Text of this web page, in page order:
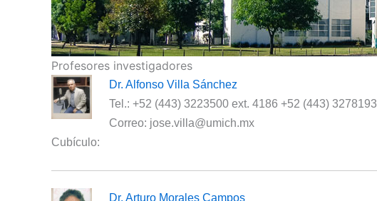
Profesores investigadores
Dr. Alfonso Villa Sánchez
Tel.: +52 (443) 3223500 ext. 4186 +52 (443) 3278193
Correo: jose.villa@umich.mx
Cubículo:
Dr. Arturo Morales Campos